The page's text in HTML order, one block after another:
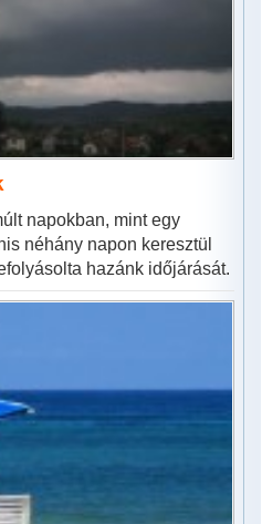
napokban, mint egy
néhány napon keresztül
hazánk időjárását.